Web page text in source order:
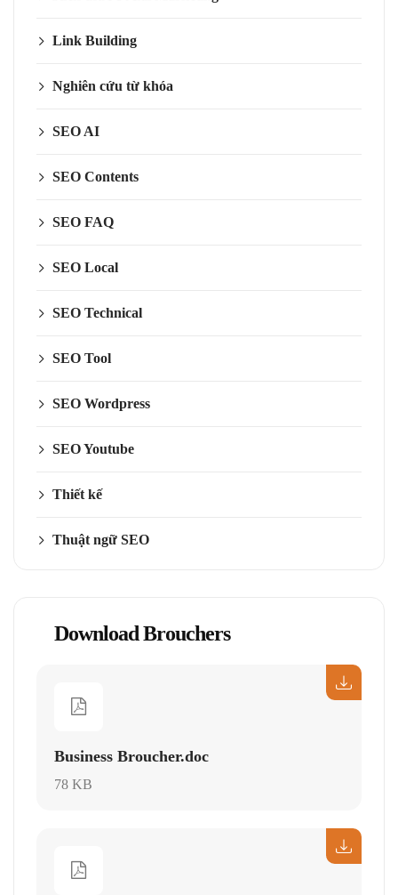
Link Building
Nghiên cứu từ khóa
SEO AI
SEO Contents
SEO FAQ
SEO Local
SEO Technical
SEO Tool
SEO Wordpress
SEO Youtube
Thiết kế
Thuật ngữ SEO
Download Brouchers
Business Broucher.doc
78 KB